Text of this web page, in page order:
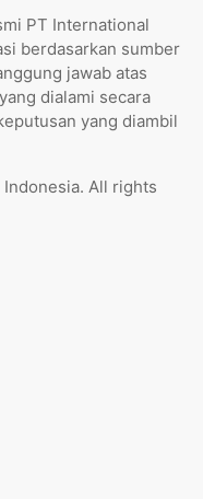
PT International
berdasarkan sumber
jawab atas
dialami secara
yang diambil
All rights